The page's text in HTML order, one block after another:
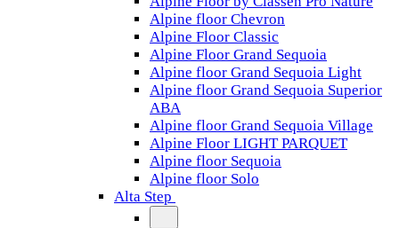
Alpine floor Chevron
Alpine Floor Classic
Alpine Floor Grand Sequoia
Alpine floor Grand Sequoia Light
Alpine floor Grand Sequoia Superior
ABA
Alpine floor Grand Sequoia Village
Alpine Floor LIGHT PARQUET
Alpine floor Sequoia
Alpine floor Solo
Alta Step